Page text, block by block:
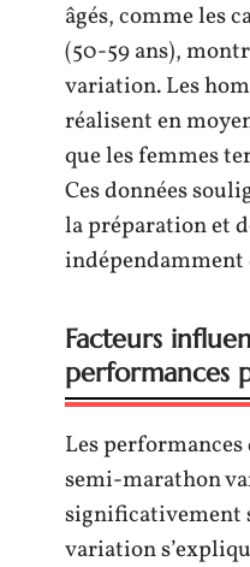
âgés, comme les
(50-59 ans),
variation. Les
réalisent en
que les femmes
Ces données
la préparation et
indépendamment
Facteurs
performances
Les
semi-marathon
significativement
variation